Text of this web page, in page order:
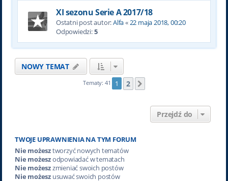
XI sezonu Serie A 2017/18
Ostatni post autor:Alfa«22 maja 2018, 00:20
Odpowiedzi:5
NOWY TEMAT
Tematy: 41 1 2
Przejdź do
TWOJE UPRAWNIENIA NA TYM FORUM
Nie możesztworzyć nowych tematów
Nie możeszodpowiadać w tematach
Nie możeszzmieniać swoich postów
Nie możeszusuwać swoich postów